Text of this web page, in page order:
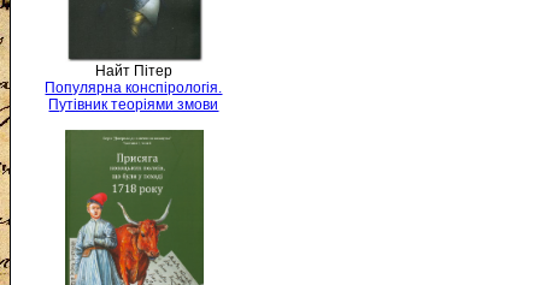
Найт Пітер
Популярна конспірологія.
Путівник теоріями змови